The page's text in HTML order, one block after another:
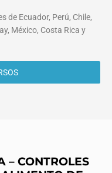
de Ecuador, Perú, Chile,
México, Costa Rica y
– CONTROLES